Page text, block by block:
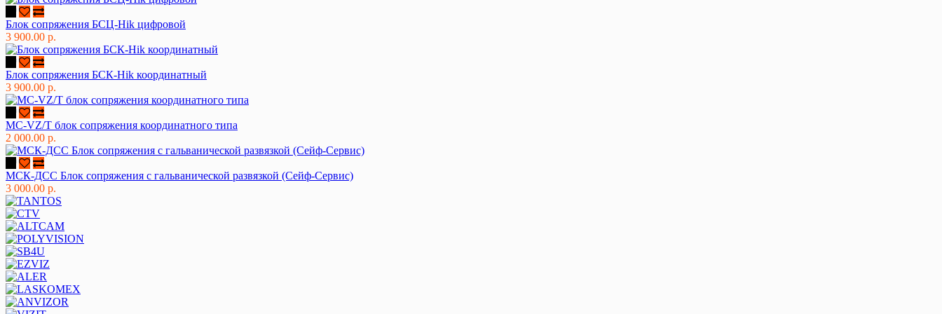
Блок сопряжения БСЦ-Hik цифровой
3 900.00 р.
Блок сопряжения БСК-Hik координатный
3 900.00 р.
MC-VZ/T блок сопряжения координатного типа
2 000.00 р.
МСК-ДСС Блок сопряжения с гальванической развязкой (Сейф-Сервис)
3 000.00 р.